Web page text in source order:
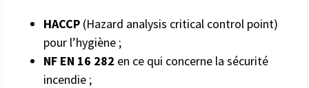
HACCP (Hazard analysis critical control point)
pour l’hygiène ;
NF EN 16 282 en ce qui concerne la sécurité
incendie ;